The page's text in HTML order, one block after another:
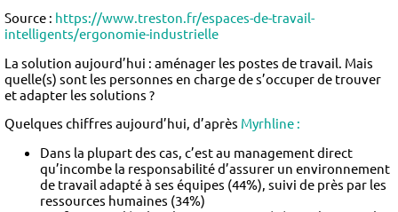
Source : https://www.treston.fr/espaces-de-travail-
intelligents/ergonomie-industrielle
La solution aujourd’hui : aménager les postes de travail. Mais
quelle(s) sont les personnes en charge de s’occuper de trouver
et adapter les solutions ?
Quelques chiffres aujourd’hui, d’après Myrhline :
Dans la plupart des cas, c’est au management direct
qu’incombe la responsabilité d’assurer un environnement
de travail adapté à ses équipes (44%), suivi de près par les
ressources humaines (34%)